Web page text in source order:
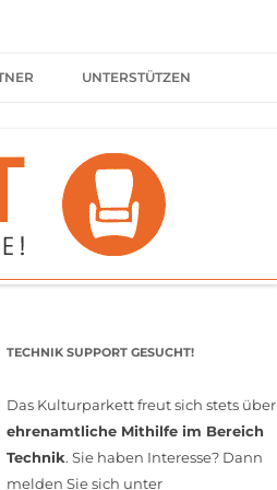
UNTERSTÜTZEN
SPENDEN
FÖRDERMITGLIED WERDEN
MITGLIEDSCHAFT
TECHNIK SUPPORT GESUCHT!
Das Kulturparkett freut sich stets über
ehrenamtliche Mithilfe im Bereich
Technik. Sie haben Interesse? Dann
melden Sie sich unter